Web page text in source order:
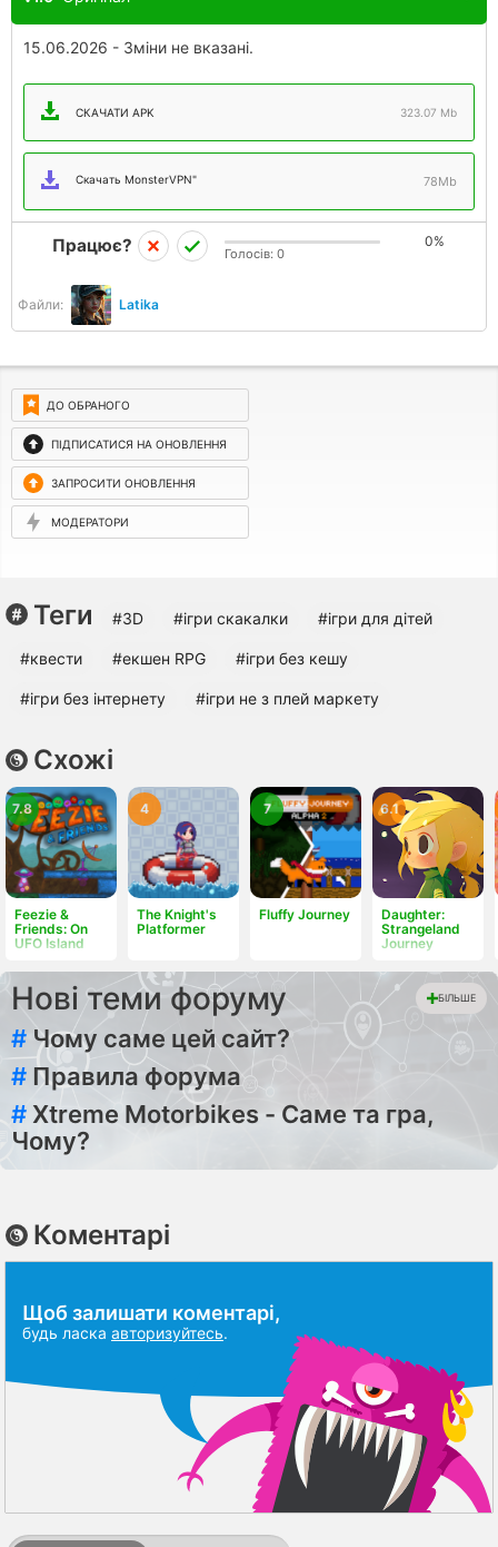
15.06.2026 - Зміни не вказані.
СКАЧАТИ APK 323.07 Mb
Скачать MonsterVPN" 78Mb
Файли: Latika
Працює? 0%
Голосів: 0
ДО ОБРАНОГО
ПІДПИСАТИСЯ НА ОНОВЛЕННЯ
ЗАПРОСИТИ ОНОВЛЕННЯ
МОДЕРАТОРИ
Теги #3D #ігри скакалки #ігри для дітей
#квести #екшен RPG #ігри без кешу
#ігри без інтернету #ігри не з плей маркету
Схожі
Feezie &
Friends: On
UFO Island
7.8
The Knight's
Platformer
4
Fluffy Journey
7
Daughter:
Strangeland
Journey
6.1
Нові теми форуму БІЛЬШЕ
# Чому саме цей сайт?
# Правила форума
# Xtreme Motorbikes - Саме та гра,
Чому?
Коментарі
Щоб залишати коментарі,
будь ласка авторизуйтесь.